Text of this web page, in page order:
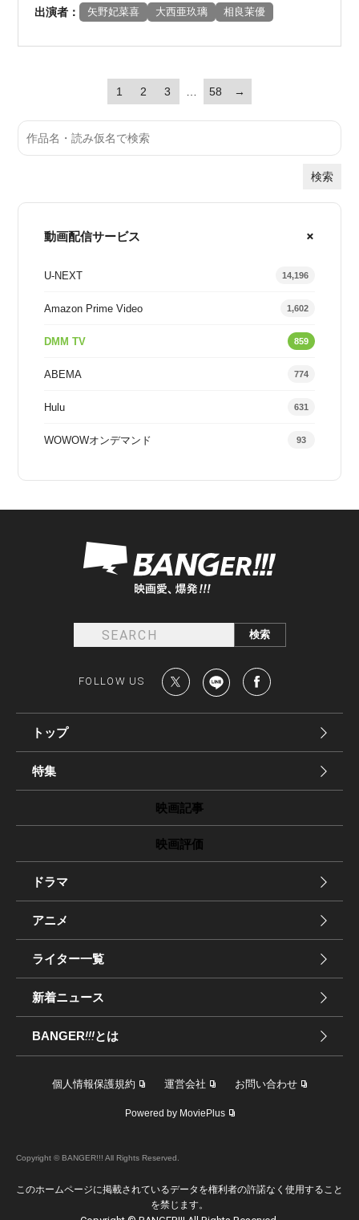
出演者： 矢野妃菜喜 大西亜玖璃 相良茉優
1 2 3 58 →
検索
動画配信サービス
U-NEXT 14,196
Amazon Prime Video 1,602
DMM TV 859
ABEMA 774
Hulu 631
WOWOWオンデマンド 93
FOLLOW US
トップ
特集
映画記事
映画評価
ドラマ
アニメ
ライター一覧
新着ニュース
BANGER!!!とは
個人情報保護規約 運営会社 お問い合わせ
Powered by MoviePlus
Copyright © BANGER!!! All Rights Reserved.
このホームページに掲載されているデータを権利者の許諾なく使用すること
を禁じます。